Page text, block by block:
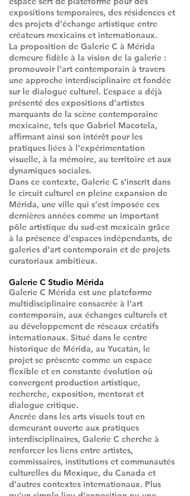
expositions temporaires, des résidences et
des projets d’échange artistique entre
créateurs mexicains et internationaux.
La proposition de Galerie C à Mérida
demeure fidèle à la vision de la galerie :
promouvoir l’art contemporain à travers
une approche interdisciplinaire et fondée
sur le dialogue culturel. L’espace a déjà
présenté des expositions d’artistes
marquants de la scène contemporaine
mexicaine, tels que Gabriel Macotela,
affirmant ainsi son intérêt pour les
pratiques liées à l’expérimentation
visuelle, à la mémoire, au territoire et aux
dynamiques sociales.
Dans ce contexte, Galerie C s’inscrit dans
le circuit culturel en pleine expansion de
Mérida, une ville qui s’est imposée ces
dernières années comme un important
pôle artistique du sud-est mexicain grâce
à la présence d’espaces indépendants, de
galeries d’art contemporain et de projets
curatoriaux ambitieux.
Galerie C Studio Mérida
Galerie C Mérida est une plateforme
multidisciplinaire consacrée à l’art
contemporain, aux échanges culturels et
au développement de réseaux créatifs
internationaux. Situé dans le centre
historique de Mérida, au Yucatán, le
projet se présente comme un espace
flexible et en constante évolution où
convergent production artistique,
recherche, exposition, mentorat et
dialogue critique.
Ancrée dans les arts visuels tout en
demeurant ouverte aux pratiques
interdisciplinaires, Galerie C cherche à
renforcer les liens entre artistes,
commissaires, institutions et communautés
culturelles du Mexique, du Canada et
d’autres contextes internationaux. Plus